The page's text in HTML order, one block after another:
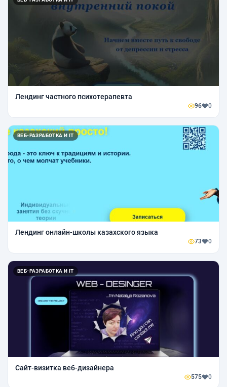
Лендинг частного психотерапевта
96 0
ВЕБ-РАЗРАБОТКА И IT
Лендинг онлайн-школы казахского языка
73 0
ВЕБ-РАЗРАБОТКА И IT
Сайт-визитка веб-дизайнера
575 0